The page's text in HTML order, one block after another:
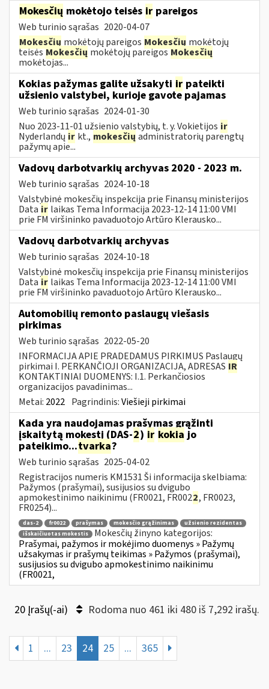
Mokesčių mokėtojo teisės ir pareigos
Web turinio sąrašas 2020-04-07
Mokesčių mokėtojų pareigos Mokesčių mokėtojų
teisėsMokesčių mokėtojų pareigosMokesčių
mokėtojas...
Kokias pažymas galite užsakyti ir pateikti
užsienio valstybei, kurioje gavote pajamas
Web turinio sąrašas 2024-01-30
Nuo 2023-11-01 užsienio valstybių, t. y. Vokietijos ir
Nyderlandų ir kt., mokesčių administratorių parengtų
pažymų apie...
Vadovų darbotvarkių archyvas 2020 - 2023 m.
Web turinio sąrašas 2024-10-18
Valstybinė mokesčių inspekcija prie Finansų ministerijos
Data ir laikas Tema Informacija 2023-12-14 11:00 VMI
prie FM viršininko pavaduotojo Artūro Klerausko...
Vadovų darbotvarkių archyvas
Web turinio sąrašas 2024-10-18
Valstybinė mokesčių inspekcija prie Finansų ministerijos
Data ir laikas Tema Informacija 2023-12-14 11:00 VMI
prie FM viršininko pavaduotojo Artūro Klerausko...
Automobilių remonto paslaugų viešasis
pirkimas
Web turinio sąrašas 2022-05-20
INFORMACIJA APIE PRADEDAMUS PIRKIMUS Paslaugų
pirkimai I. PERKANČIOJI ORGANIZACIJA, ADRESAS IR
KONTAKTINIAI DUOMENYS: I.1. Perkančiosios
organizacijos pavadinimas...
Metai: 2022 Pagrindinis:Viešieji pirkimai
Kada yra naudojamas prašymas grąžinti
įskaitytą mokestį (DAS-2) ir kokia jo
pateikimo...tvarka?
Web turinio sąrašas 2025-04-02
Registracijos numeris KM1531 Ši informacija skelbiama:
Pažymos (prašymai), susijusios su dvigubo
apmokestinimo naikinimu (FR0021, FR0022, FR0023,
FR0254)...
das-2 fr0022 prašymas mokesčio grąžinimas
užsienio rezidentas
išskaičiuotas mokestis
Mokesčių žinyno kategorijos:
Prašymai, pažymos ir mokėjimo duomenys » Pažymų
užsakymas ir prašymų teikimas » Pažymos (prašymai),
susijusios su dvigubo apmokestinimo naikinimu
(FR0021,
20 Įrašų(-ai) Rodoma nuo 461 iki 480 iš 7,292 irašų.
1 ... 23 24 25 ... 365